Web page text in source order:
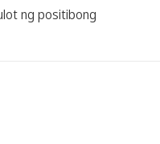
ng positibong